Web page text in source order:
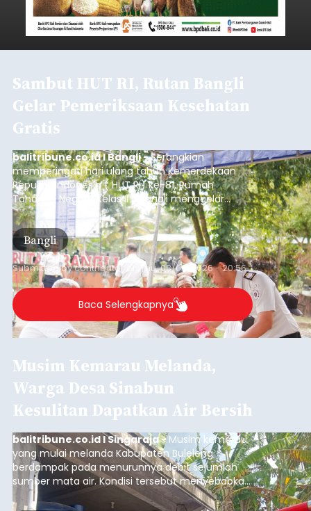
Sambut HUT RI, Rutan Bangli
Gelar Pemeriksaan Kesehatan
Gratis
balitribune.co.id I Bangli -Serangkian
memperingati hari ulang tahun Kemerdekaan
Republik Indonesia ( HUT RI) ke-81, Rumah
Tahanan Negara Kelas II B Bangli menggelar
kegiatan pemeriksaan kesehatan gratis, Rabu
(6/8/2026).
Bangli
Submitted bycontributor Thu, 08/06/2026 - 20:56
Baca Selengkapnya
Musim Kemarau Melanda,
Warga Desa Sinabun
Kesulitan Dapatkan Air Bersih
balitribune.co.id I Singaraja -Musim kemarau
yang mulai melanda Kabupaten Buleleng
berdampak pada menurunnya debit sejumlah
sumber mata air. Kondisi tersebut menyebabkan
warga di beberapa desa mulai mengalami